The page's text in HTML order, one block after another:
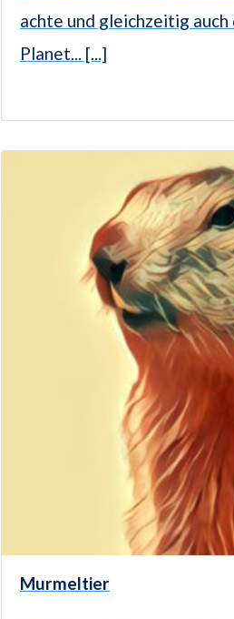
achte und gleichzeitig
Planet... [...]
Murmeltier